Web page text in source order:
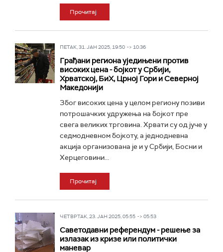
Прочитај
ПЕТАК, 31. ЈАН 2025, 19:50 -> 10:36
Грађани региона уједињени против
високих цена - бојкот у Србији,
Хрватској, БиХ, Црној Гори и Северној
Македонији
Због високих цена у целом региону позиви
потрошачких удружења на бојкот пре
свега великих трговина. Хрвати су од јуче у
седмодневном бојкоту, а једнодневна
акција организована је и у Србији, Босни и
Херцеговини...
Прочитај
ЧЕТВРТАК, 23. ЈАН 2025, 05:55 -> 05:53
Саветодавни референдум - решење за
излазак из кризе или политички
маневар